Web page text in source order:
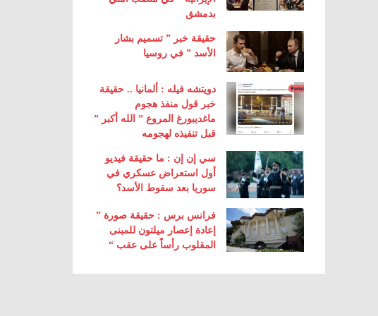
بدمشق
حقيقة خبر ” تسميم بشار
الأسد ” في روسيا
دويتشه فيله : ألمانيا .. حقيقة
خبر قول منفذ هجوم
ماغديبورغ المروع ” الله أكبر ”
قبل تنفيذه لهجومه
سي إن إن : ما حقيقة فيديو
أول استعراض عسكري في
سوريا بعد سقوط الأسد؟
فرانس برس : حقيقة صورة ”
إعادة إعصار ميلتون للمبنى
المقلوب رأساً على عقب “